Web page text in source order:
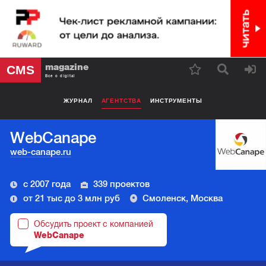
CMS magazine
Все о digital
ЖУРНАЛ АГЕНТСТВА ИНСТРУМЕНТЫ
WebCanape
web-canape.ru
с 2007 года
339 проектов
от 21 тыс до 3 млн руб
Смоленск, Москва
Обсудить проект с компанией
WebCanape